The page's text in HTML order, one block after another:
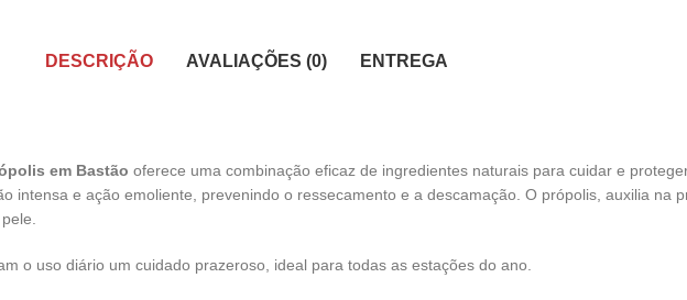
DESCRIÇÃO AVALIAÇÕES (0) ENTREGA
em Bastão oferece uma combinação eficaz de ingredientes naturais para cuidar e
intensa e ação emoliente, prevenindo o ressecamento e a descamação. O própolis, auxilia na
o uso diário um cuidado prazeroso, ideal para todas as estações do ano.